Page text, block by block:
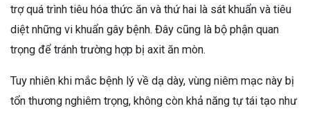
trợ quá trình tiêu hóa thức ăn và thứ hai là sát khuẩn và tiêu
diệt những vi khuẩn gây bệnh. Đây cũng là bộ phận quan
trọng để tránh trường hợp bị axit ăn mòn.
Tuy nhiên khi mắc bệnh lý về dạ dày, vùng niêm mạc này bị
tổn thương nghiêm trọng, không còn khả năng tự tái tạo như